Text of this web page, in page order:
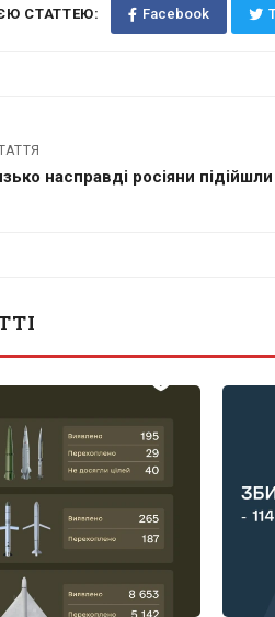
СТАТТЕЮ: Facebook
насправді росіяни